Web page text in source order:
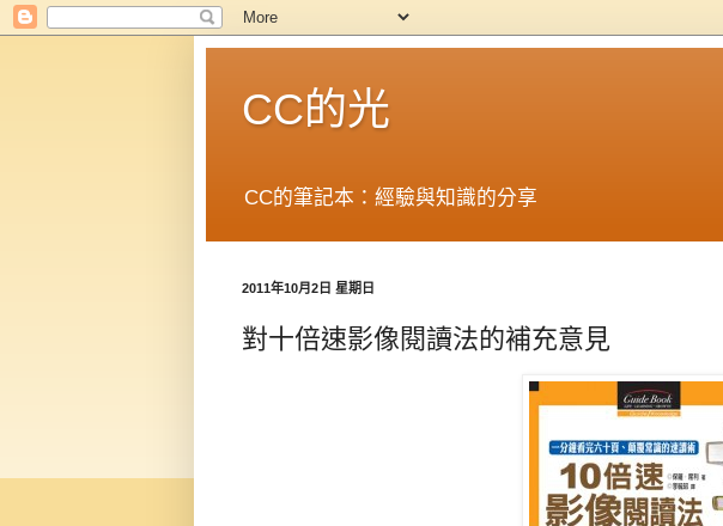
CC的光
CC的筆記本：經驗與知識的分享
2011年10月2日 星期日
對十倍速影像閱讀法的補充意見